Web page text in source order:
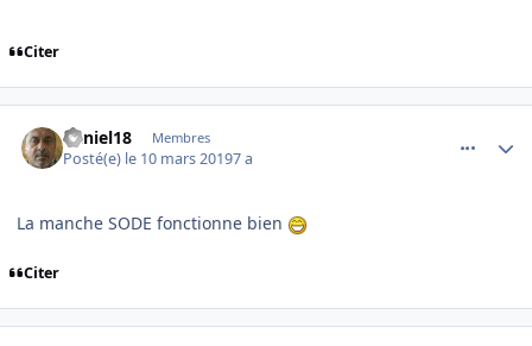
Citer
daniel18 Membres
Posté(e) le 10 mars 20197 a
La manche SODE fonctionne bien
Citer